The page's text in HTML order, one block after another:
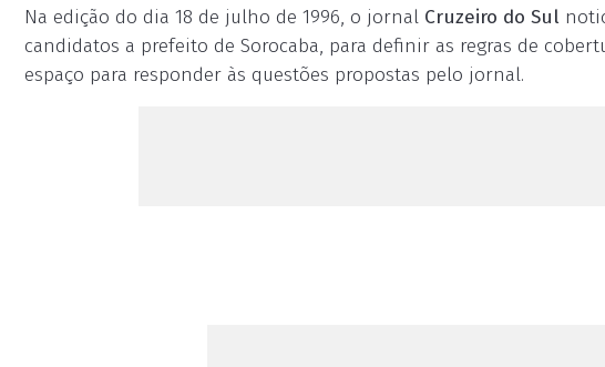
Na edição do dia 18 de julho de 1996, o jornal Cruzeiro do Sul
candidatos a prefeito de Sorocaba, para definir as regras de
espaço para responder às questões propostas pelo jornal.